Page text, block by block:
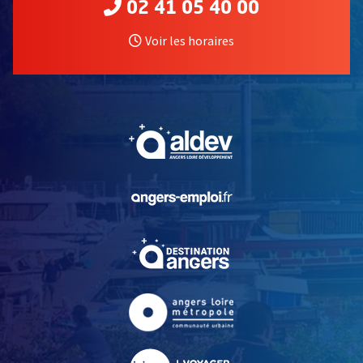
02 41 05 40 00
Voir les horaires
, Ouvre une nouvelle
, Ouvre une nouvelle